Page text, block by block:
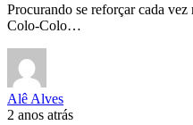
Procurando se reforçar cada
Colo-Colo…
Alê Alves
2 anos atrás